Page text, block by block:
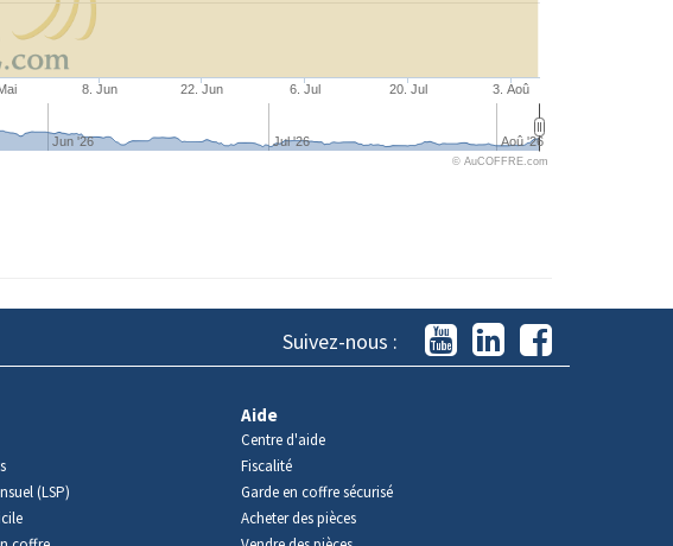
8. Jun 22. Jun 6. Jul 20. Jul 3. Aoû
Jun '26 Jul '26 Aoû '26
© AuCOFFRE.com
Suivez-nous :
(LSP)
Aide
Centre d'aide
Fiscalité
Garde en coffre sécurisé
Acheter des pièces